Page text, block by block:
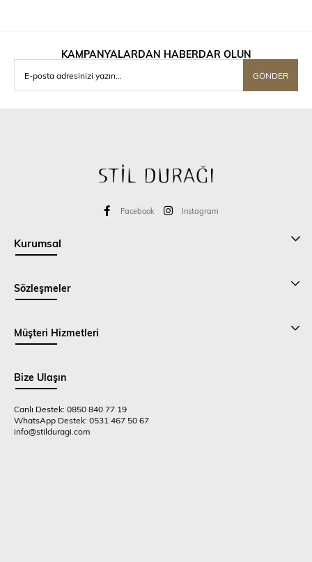
KAMPANYALARDAN HABERDAR OLUN
GÖNDER
Facebook Instagram
Kurumsal
Sözleşmeler
Müşteri Hizmetleri
Bize Ulaşın
Canlı Destek: 0850 840 77 19
WhatsApp Destek: 0531 467 50 67
info@stilduragi.com